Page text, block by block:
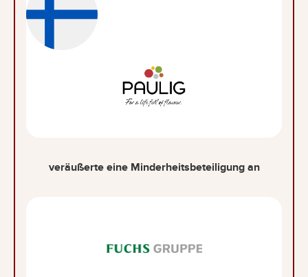
veräußerte eine Minderheitsbeteiligung an